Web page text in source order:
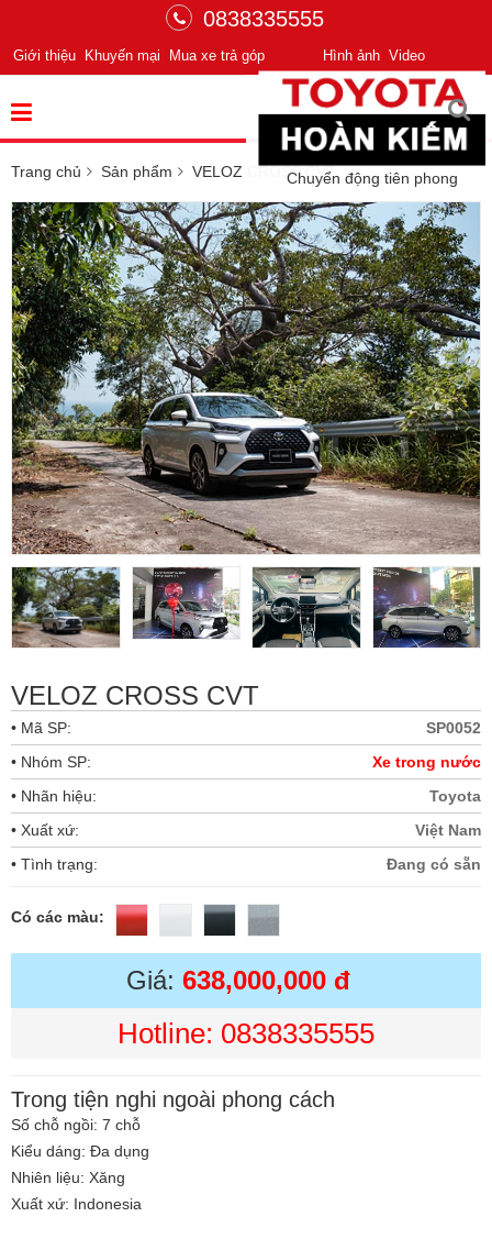
0838335555
Hình ảnh Video
Giới thiệu Khuyến mại Mua xe trả góp
Chuyển động tiên phong
Trang chủ Sản phẩm VELOZ CROSS CVT
VELOZ CROSS CVT
• Mã SP:
SP0052
• Nhóm SP:
Xe trong nước
• Nhãn hiệu:
Toyota
• Xuất xứ:
Việt Nam
• Tình trạng:
Đang có sẵn
Có các màu:
Giá: 638,000,000 đ
Hotline: 0838335555
Trong tiện nghi ngoài phong cách
Số chỗ ngồi: 7 chỗ
Kiểu dáng: Đa dụng
Nhiên liệu: Xăng
Xuất xứ: Indonesia